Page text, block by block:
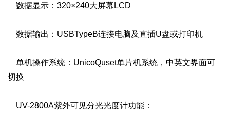
数据显示：320×240大屏幕LCD
数据输出：USBTypeB连接电脑及直插U盘或打印机
单机操作系统：UnicoQuset单片机系统，中英文界面可
切换
UV-2800A紫外可见分光光度计功能：